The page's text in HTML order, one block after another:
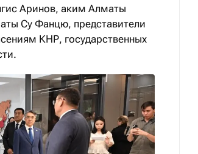
Аринов, аким Алматы
Су Фанцю, представители
КНР, государственных